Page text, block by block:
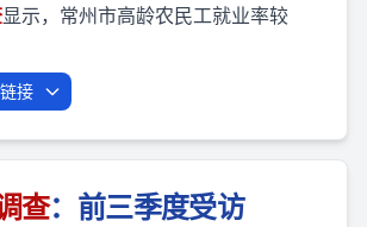
显示，常州市高龄农民工就业率较
接
查：前三季度受访